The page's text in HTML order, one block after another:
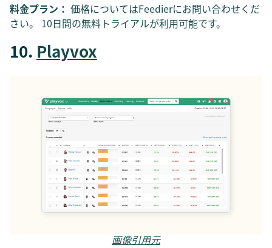
料金プラン： 価格についてはFeedierにお問い合わせくだ
さい。 10日間の無料トライアルが利用可能です。
10. Playvox
画像引用元